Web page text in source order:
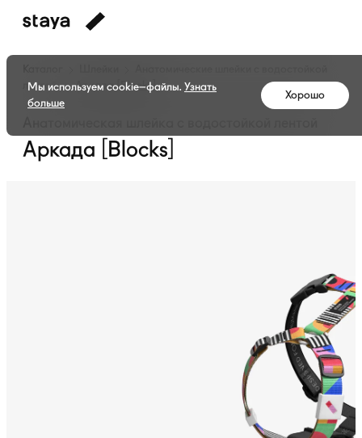
лентой
Аркада [Blocks]
Аркада [Blocks]
Мы используем cookie–файлы. Узнать
больше
Хорошо